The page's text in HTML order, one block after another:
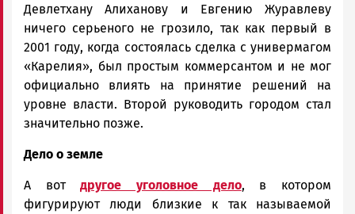
Девлетхану Алиханову и Евгению Журавлеву
ничего серьеного не грозило, так как первый в
2001 году, когда состоялась сделка с универмагом
«Карелия», был простым коммерсантом и не мог
официально влиять на принятие решений на
уровне власти. Второй руководить городом стал
значительно позже.
Дело о земле
А вотдругое уголовное дело, в котором
фигурируют люди близкие к так называемой